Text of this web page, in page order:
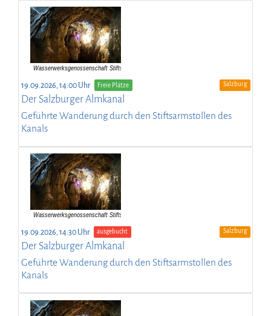
19.09.2026, 14:00 Uhr Freie Plätze Salzburg
Der Salzburger Almkanal
Geführte Wanderung durch den Stiftsarmstollen des
Kanals
19.09.2026, 14:30 Uhr ausgebucht Salzburg
Der Salzburger Almkanal
Geführte Wanderung durch den Stiftsarmstollen des
Kanals